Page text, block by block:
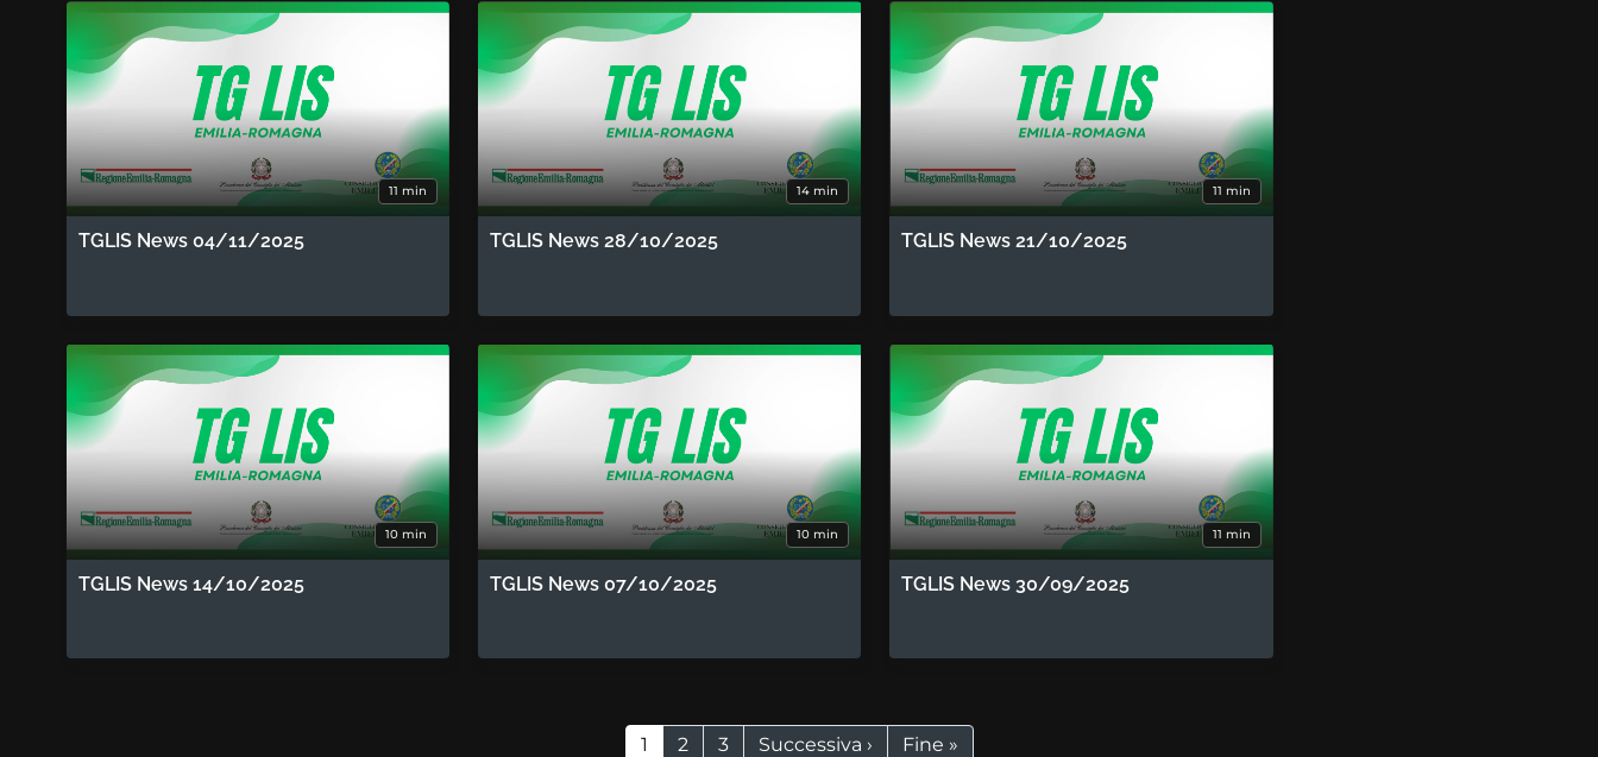
11 min
TGLIS News 04/11/2025
14 min
TGLIS News 28/10/2025
11 min
TGLIS News 21/10/2025
10 min
TGLIS News 14/10/2025
10 min
TGLIS News 07/10/2025
11 min
TGLIS News 30/09/2025
Pagina attuale
1 Page
2 Page
3 Pagina successiva
Successiva › Ultima pagina
Fine »